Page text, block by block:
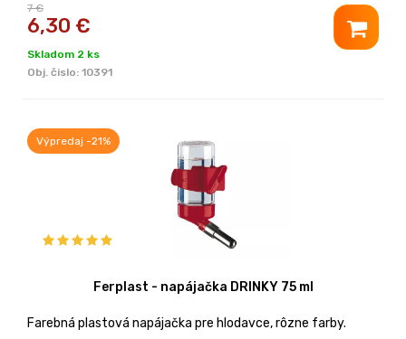
7 €
6,30 €
Skladom 2 ks
Obj. čislo: 10391
Výpredaj -21%
Ferplast - napájačka DRINKY 75 ml
Farebná plastová napájačka pre hlodavce, rôzne farby.